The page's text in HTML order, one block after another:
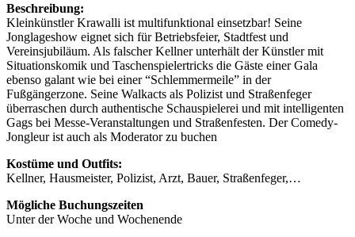
Beschreibung:
Kleinkünstler Krawalli ist multifunktional einsetzbar! Seine
Jonglageshow eignet sich für Betriebsfeier, Stadtfest und
Vereinsjubiläum. Als falscher Kellner unterhält der Künstler mit
Situationskomik und Taschenspielertricks die Gäste einer Gala
ebenso galant wie bei einer “Schlemmermeile” in der
Fußgängerzone. Seine Walkacts als Polizist und Straßenfeger
überraschen durch authentische Schauspielerei und mit intelligenten
Gags bei Messe-Veranstaltungen und Straßenfesten. Der Comedy-
Jongleur ist auch als Moderator zu buchen
Kostüme und Outfits:
Kellner, Hausmeister, Polizist, Arzt, Bauer, Straßenfeger,…
Mögliche Buchungszeiten
Unter der Woche und Wochenende